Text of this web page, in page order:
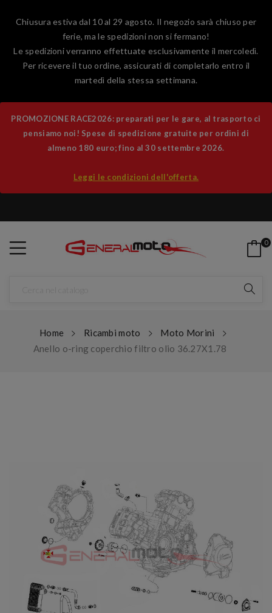
Chiusura estiva dal 10 al 29 agosto. Il negozio sarà chiuso per
ferie, ma le spedizioni non si fermano!
Le spedizioni verranno effettuate esclusivamente il mercoledì.
Per ricevere il tuo ordine, assicurati di completarlo entro il
martedì della stessa settimana.
PROMOZIONE RACE2026: preparati per le gare, al trasporto ci
pensiamo noi! Spese di spedizione gratuite per ordini di
almeno 180 euro; fino al 30 settembre 2026.
Leggi le condizioni dell'offerta.
0
Home Ricambi moto
Moto Morini
Anello o-ring coperchio filtro olio 36.27X1.78